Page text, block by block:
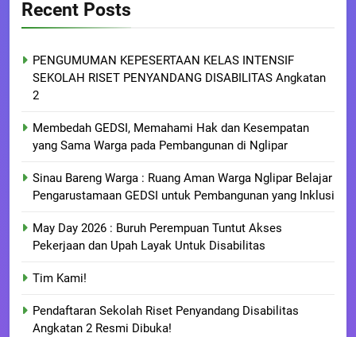
Recent Posts
PENGUMUMAN KEPESERTAAN KELAS INTENSIF
SEKOLAH RISET PENYANDANG DISABILITAS Angkatan
2
Membedah GEDSI, Memahami Hak dan Kesempatan
yang Sama Warga pada Pembangunan di Nglipar
Sinau Bareng Warga : Ruang Aman Warga Nglipar Belajar
Pengarustamaan GEDSI untuk Pembangunan yang Inklusi
May Day 2026 : Buruh Perempuan Tuntut Akses
Pekerjaan dan Upah Layak Untuk Disabilitas
Tim Kami!
Pendaftaran Sekolah Riset Penyandang Disabilitas
Angkatan 2 Resmi Dibuka!